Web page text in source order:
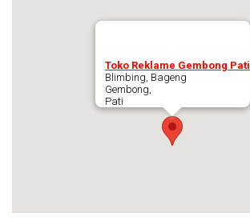
Toko Reklame Gembong Pati
Blimbing, Bageng
Gembong,
Pati